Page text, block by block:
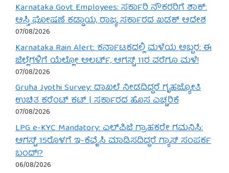
Karnataka Govt Employees: ಸರ್ಕಾರಿ ನೌಕರರಿಗೆ ಶಾಕ್:
ಆಸ್ತಿ ಘೋಷಣೆ ಕಡ್ಡಾಯ, ರಾಜ್ಯ ಸರ್ಕಾರದ ಖಡಕ್ ಆದೇಶ
07/08/2026
Karnataka Rain Alert: ಕರ್ನಾಟಕದಲ್ಲಿ ಮಳೆಯ ಅಬ್ಬರ: ಈ
ಜಿಲ್ಲೆಗಳಿಗೆ ಯೆಲ್ಲೋ ಅಲರ್ಟ್, ಆಗಸ್ಟ್ 11ರ ವರೆಗೂ ಮಳೆ!
07/08/2026
Gruha Jyothi Survey: ದಾಖಲೆ ನೀಡದಿದ್ದರೆ ಗೃಹಜ್ಯೋತಿ
ಉಚಿತ ಕರೆಂಟ್ ಕಟ್ | ಸರ್ಕಾರದ ಹೊಸ ಎಚ್ಚರಿಕೆ
07/08/2026
LPG e-KYC Mandatory: ಎಲ್‌ಪಿಜಿ ಗ್ರಾಹಕರೇ ಗಮನಿಸಿ:
ಆಗಸ್ಟ್ 15ರೊಳಗೆ ಇ-ಕೆವೈಸಿ ಮಾಡಿಸದಿದ್ದರೆ ಗ್ಯಾಸ್ ಸಂಪರ್ಕ
ಬಂದ್!?
06/08/2026